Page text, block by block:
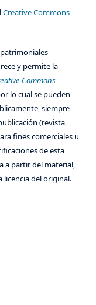
Creative Commons
y permite la
Commons
lo cual se pueden
siempre
(revista,
fines comerciales u
de esta
a partir del material,
del original.